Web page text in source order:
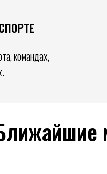
командах,